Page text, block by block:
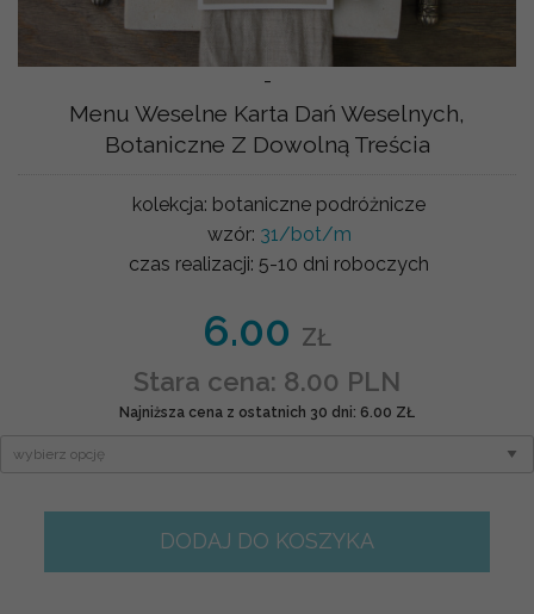
-
Menu Weselne Karta Dań Weselnych,
Botaniczne Z Dowolną Treścia
kolekcja: botaniczne podróżnicze
wzór: 31/bot/m
czas realizacji: 5-10 dni roboczych
6.00 ZŁ
Stara cena: 8.00 PLN
Najniższa cena z ostatnich 30 dni: 6.00 ZŁ
DODAJ DO KOSZYKA